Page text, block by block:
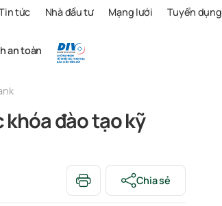
tức Nhà đầu tư Mạng lưới Tuyển dụng
an toàn
đào tạo kỹ
Chia sẻ